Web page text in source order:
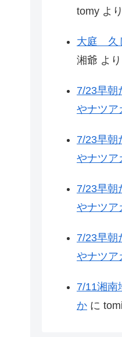
tomy より
大庭 久
湘爺 より
7/23早朝
やナツア
7/23早朝
やナツア
7/23早朝
やナツア
7/23早朝
やナツア
7/11湘南
か に